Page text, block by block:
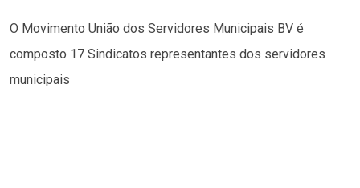
O Movimento União dos Servidores Municipais BV é
composto 17 Sindicatos representantes dos servidores
municipais